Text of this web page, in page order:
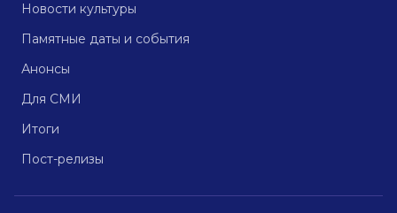
Новости культуры
Памятные даты и события
Анонсы
Для СМИ
Итоги
Пост-релизы